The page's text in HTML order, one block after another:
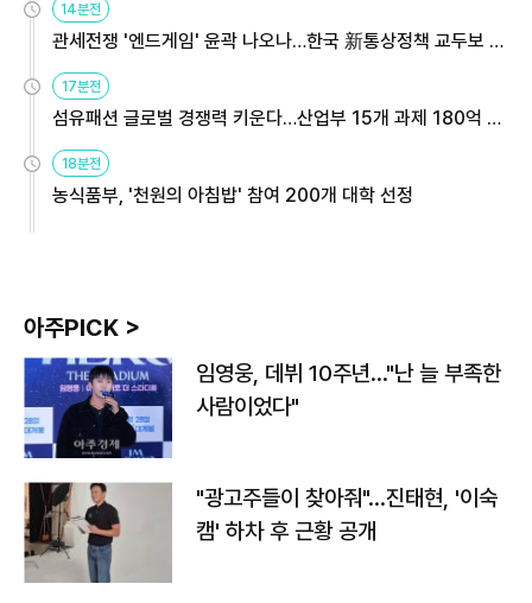
14분전
관세전쟁 '엔드게임' 윤곽 나오나…한국 新통상정책 교두보 활
용해야
17분전
섬유패션 글로벌 경쟁력 키운다…산업부 15개 과제 180억 지
원
18분전
농식품부, '천원의 아침밥' 참여 200개 대학 선정
아주PICK >
임영웅, 데뷔 10주년…"난 늘 부족한
사람이었다"
"광고주들이 찾아줘"…진태현, '이숙
캠' 하차 후 근황 공개